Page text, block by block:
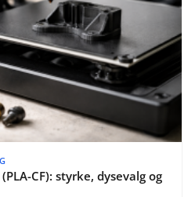
CF): styrke, dysevalg og